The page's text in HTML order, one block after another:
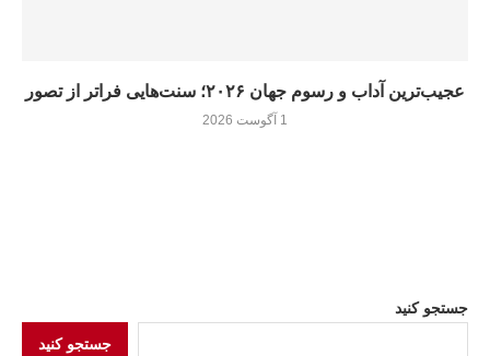
عجیب‌ترین آداب و رسوم جهان ۲۰۲۶؛ سنت‌هایی فراتر از تصور
1 آگوست 2026
جستجو کنید
جستجو کنید